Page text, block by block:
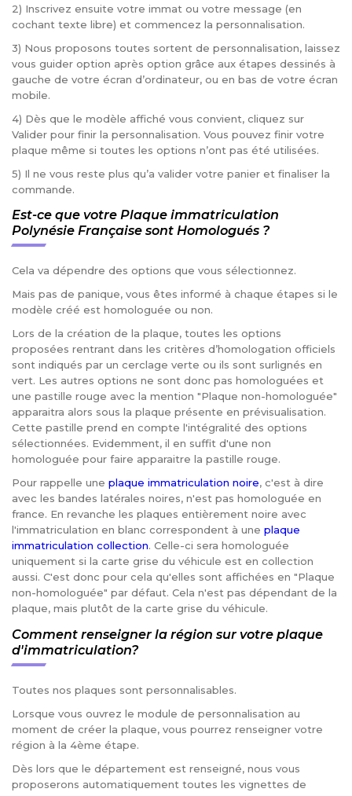
2) Inscrivez ensuite votre immat ou votre message (en
cochant texte libre) et commencez la personnalisation.
3) Nous proposons toutes sortent de personnalisation, laissez
vous guider option après option grâce aux étapes dessinés à
gauche de votre écran d’ordinateur, ou en bas de votre écran
mobile.
4) Dès que le modèle affiché vous convient, cliquez sur
Valider pour finir la personnalisation. Vous pouvez finir votre
plaque même si toutes les options n’ont pas été utilisées.
5) Il ne vous reste plus qu’a valider votre panier et finaliser la
commande.
Est-ce que votre Plaque immatriculation
Polynésie Française sont Homologués ?
Cela va dépendre des options que vous sélectionnez.
Mais pas de panique, vous êtes informé à chaque étapes si le
modèle créé est homologuée ou non.
Lors de la création de la plaque, toutes les options
proposées rentrant dans les critères d’homologation officiels
sont indiqués par un cerclage verte ou ils sont surlignés en
vert. Les autres options ne sont donc pas homologuées et
une pastille rouge avec la mention "Plaque non-homologuée"
apparaitra alors sous la plaque présente en prévisualisation.
Cette pastille prend en compte l'intégralité des options
sélectionnées. Evidemment, il en suffit d'une non
homologuée pour faire apparaitre la pastille rouge.
Pour rappelle une plaque immatriculation noire, c'est à dire
avec les bandes latérales noires, n'est pas homologuée en
france. En revanche les plaques entièrement noire avec
l'immatriculation en blanc correspondent à une plaque
immatriculation collection. Celle-ci sera homologuée
uniquement si la carte grise du véhicule est en collection
aussi. C'est donc pour cela qu'elles sont affichées en "Plaque
non-homologuée" par défaut. Cela n'est pas dépendant de la
plaque, mais plutôt de la carte grise du véhicule.
Comment renseigner la région sur votre plaque
d'immatriculation?
Toutes nos plaques sont personnalisables.
Lorsque vous ouvrez le module de personnalisation au
moment de créer la plaque, vous pourrez renseigner votre
région à la 4ème étape.
Dès lors que le département est renseigné, nous vous
proposerons automatiquement toutes les vignettes de